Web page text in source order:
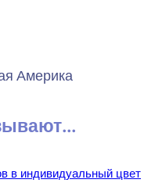
Америка